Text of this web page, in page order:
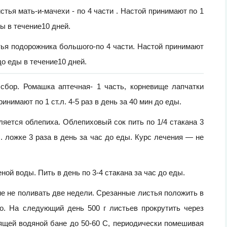
мать-и-мачехи - по 4 части . Настой принимают по 1
в течение10 дней.
подорожника большого-по 4 части. Настой принимают
еды в течение10 дней.
Ромашка аптечная- 1 часть, корневище лапчатки
по 1 ст.л. 4-5 раз в день за 40 мин до еды.
облепиха. Облепиховый сок пить по 1/4 стакана 3
3 раза в день за час до еды. Курс лечения — не
воды. Пить в день по 3-4 стакана за час до еды.
не поливать две недели. Срезанные листья положить в
На следующий день 500 г листьев прокрутить через
водяной бане до 50-60 С, периодически помешивая